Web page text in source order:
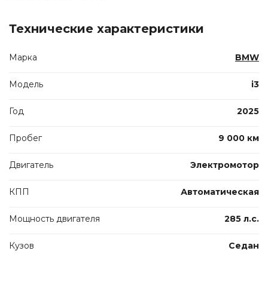
Технические характеристики
Марка BMW
Модель i3
Год 2025
Пробег 9 000 км
Двигатель Электромотор
КПП Автоматическая
Мощность двигателя 285 л.с.
Кузов Седан